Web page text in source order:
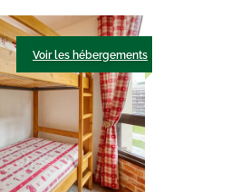
Voir les hébergements